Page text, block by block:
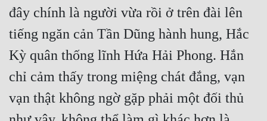
đây chính là người vừa rồi ở trên đài lên
tiếng ngăn cản Tần Dũng hành hung, Hắc
Kỳ quân thống lĩnh Hứa Hải Phong. Hắn
chỉ cảm thấy trong miệng chát đắng, vạn
vạn thật không ngờ gặp phải một đối thủ